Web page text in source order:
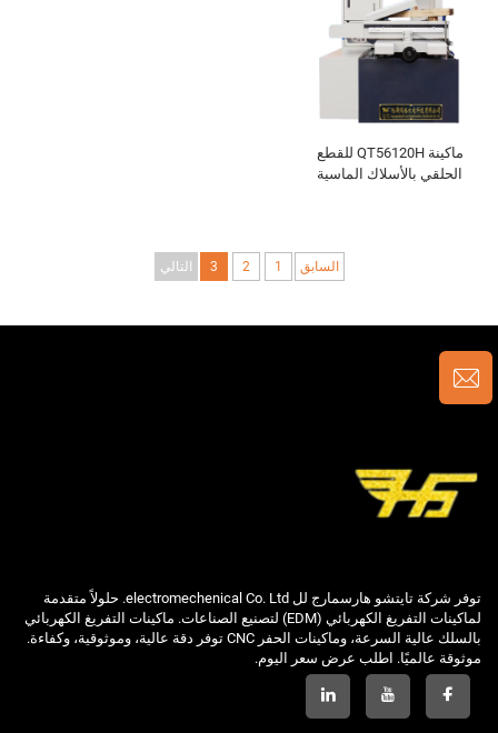
ماكينة QT56120H للقطع
الحلقي بالأسلاك الماسية
السابق 1
2
3 التالي
توفر شركة تايتشو هارسمارج لل electromechenical Co. Ltd. حلولاً متقدمة
لماكينات التفريغ الكهربائي (EDM) لتصنيع الصناعات. ماكينات التفريغ الكهربائي
بالسلك عالية السرعة، وماكينات الحفر CNC توفر دقة عالية، وموثوقية، وكفاءة.
موثوقة عالميًا. اطلب عرض سعر اليوم.